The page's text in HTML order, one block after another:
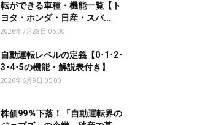
転ができる車種・機能一覧【ト
ヨタ・ホンダ・日産・スバ...
2026年7月28日 05:00
自動運転レベルの定義【0･1･2･
3･4･5の機能・解説表付き】
2026年6月9日 05:00
株価99％下落！「自動運転界の